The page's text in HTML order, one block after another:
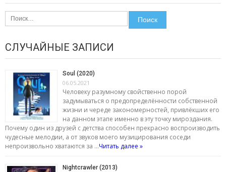
Найти:
СЛУЧАЙНЫЕ ЗАПИСИ
Soul (2020)
06.05.2021
Человеку разумному свойственно порой
задумываться о предопределённости собственной
жизни и череде закономерностей, привлёкших его
на данном этапе именно в эту точку мироздания.
Почему один из друзей с детства способен прекрасно воспроизводить
чудесные мелодии, а от звуков моего музицирования соседи
непроизвольно хватаются за …Читать далее »
Nightcrawler (2013)